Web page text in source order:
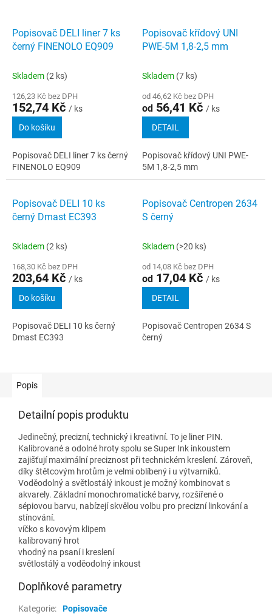
Popisovač DELI liner 7 ks
černý FINENOLO EQ909
Skladem (2 ks)
126,23 Kč bez DPH
152,74 Kč / ks
Do košíku
Popisovač DELI liner 7 ks černý
FINENOLO EQ909
Popisovač křídový UNI
PWE-5M 1,8-2,5 mm
Skladem (7 ks)
od 46,62 Kč bez DPH
od 56,41 Kč / ks
DETAIL
Popisovač křídový UNI PWE-
5M 1,8-2,5 mm
Popisovač DELI 10 ks
černý Dmast EC393
Skladem (2 ks)
168,30 Kč bez DPH
203,64 Kč / ks
Do košíku
Popisovač DELI 10 ks černý
Dmast EC393
Popisovač Centropen 2634
S černý
Skladem (>20 ks)
od 14,08 Kč bez DPH
od 17,04 Kč / ks
DETAIL
Popisovač Centropen 2634 S
černý
Popis
Detailní popis produktu
Jedinečný, precizní, technický i kreativní. To je liner PIN.
Kalibrované a odolné hroty spolu se Super Ink inkoustem
zajišťují maximální preciznost při technickém kreslení. Zároveň,
díky štětcovým hrotům je velmi oblíbený i u výtvarníků.
Voděodolný a světlostálý inkoust je možný kombinovat s
akvarely. Základní monochromatické barvy, rozšířené o
sépiovou barvu, nabízejí skvělou volbu pro precizní linkování a
stínování.
víčko s kovovým klipem
kalibrovaný hrot
vhodný na psaní i kreslení
světlostálý a voděodolný inkoust
Doplňkové parametry
Kategorie:
Popisovače